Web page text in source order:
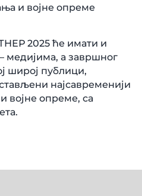
и војне опреме
2025 ће имати и
медијима, а завршног
широј публици,
најсавременији
војне опреме, са